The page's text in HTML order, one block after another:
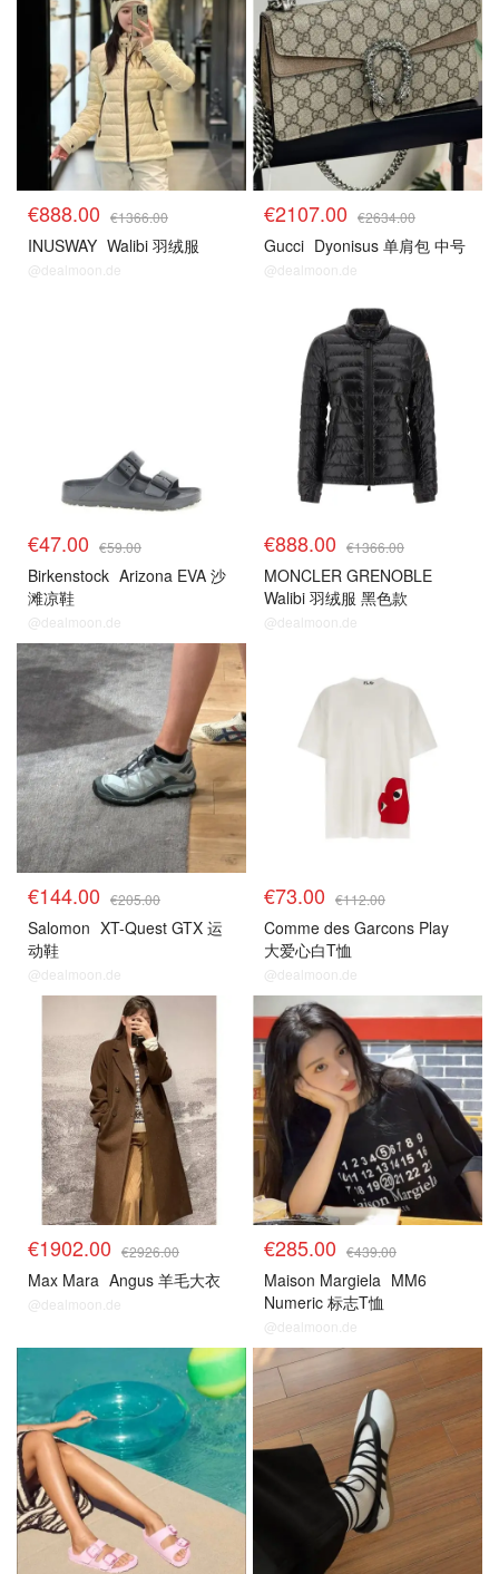
€888.00 €1366.00
INUSWAY Walibi 羽绒服
@dealmoon.de
€2107.00 €2634.00
Gucci Dyonisus 单肩包 中号
@dealmoon.de
€47.00 €59.00
Birkenstock Arizona EVA 沙
滩凉鞋
@dealmoon.de
€888.00 €1366.00
MONCLER GRENOBLE
Walibi 羽绒服 黑色款
@dealmoon.de
€144.00 €205.00
Salomon XT-Quest GTX 运
动鞋
@dealmoon.de
€73.00 €112.00
Comme des Garcons Play
大爱心白T恤
@dealmoon.de
€1902.00 €2926.00
Max Mara Angus 羊毛大衣
@dealmoon.de
€285.00 €439.00
Maison Margiela MM6
Numeric 标志T恤
@dealmoon.de